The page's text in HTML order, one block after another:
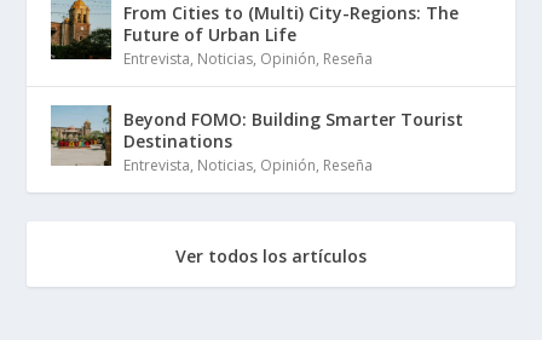
From Cities to (Multi) City-Regions: The
Future of Urban Life
Entrevista, Noticias, Opinión, Reseña
Beyond FOMO: Building Smarter Tourist
Destinations
Entrevista, Noticias, Opinión, Reseña
Ver todos los artículos